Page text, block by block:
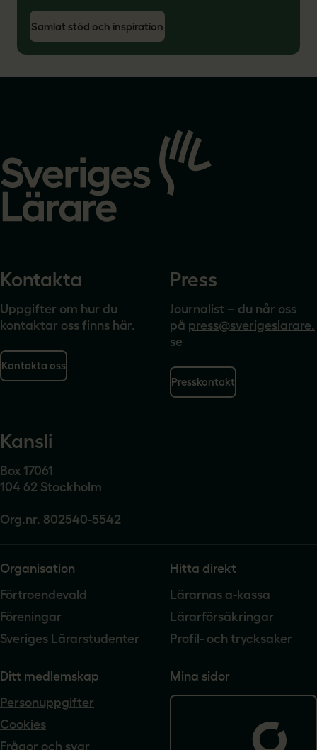
Samlat stöd och inspiration
startsidan
Kontakta
Uppgifter om hur du
kontaktar oss finns här.
Kontakta oss
Press
Journalist – du når oss
på press@sverigeslarare.
se
Presskontakt
Kansli
Box 17061
104 62 Stockholm
Org.nr. 802540-5542
Organisation
Förtroendevald
Föreningar
Sveriges Lärarstudenter
Hitta direkt
Lärarnas a-kassa
Lärarförsäkringar
Profil- och trycksaker
Ditt medlemskap
Personuppgifter
Cookies
Frågor och svar
Mina sidor